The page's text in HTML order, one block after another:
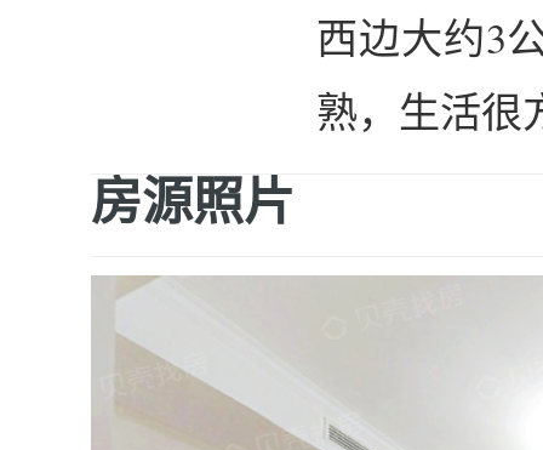
西边大约3
熟，生活很
房源照片